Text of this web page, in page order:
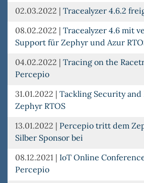
02.03.2022 | Tracealyzer 4.6.2
08.02.2022 | Tracealyzer 4.6 mit
Support für Zephyr und Azur
04.02.2022 | Tracing on the
Percepio
31.01.2022 | Tackling Security
Zephyr RTOS
13.01.2022 | Percepio tritt dem
Silber Sponsor bei
08.12.2021 | IoT Online
Percepio